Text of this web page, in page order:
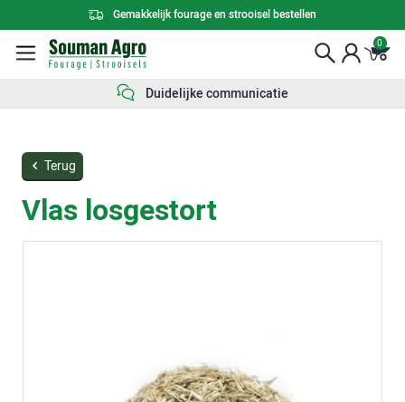
Gemakkelijk fourage en strooisel bestellen
0
Duidelijke communicatie
Terug
Vlas losgestort